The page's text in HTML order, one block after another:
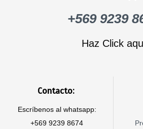
+569 9239
Haz Click
Contacto:
Escríbenos al whatsapp:
+569 9239 8674